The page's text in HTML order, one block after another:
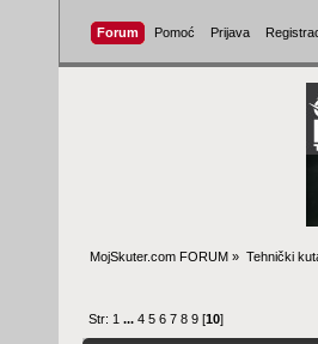
Forum Pomoć Prijava
MojSkuter.com FORUM » Tehnički
Str: 1 ...4 5 6 7 8 9 [10]